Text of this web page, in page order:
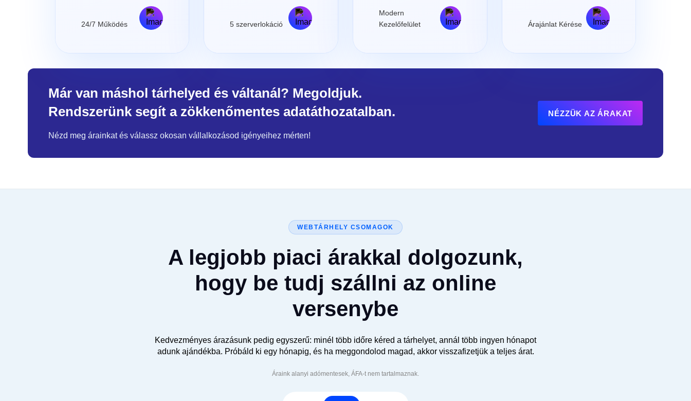
24/7 Működés 5 szerverlokáció
Modern
Kezelőfelület
Árajánlat Kérése
Már van máshol tárhelyed és váltanál? Megoldjuk.
Rendszerünk segít a zökkenőmentes adatáthozatalban.
Nézd meg árainkat és válassz okosan vállalkozásod igényeihez mérten!
NÉZZÜK AZ ÁRAKAT
WEBTÁRHELY CSOMAGOK
A legjobb piaci árakkal dolgozunk,
hogy be tudj szállni az online
versenybe
Kedvezményes árazásunk pedig egyszerű: minél több időre kéred a tárhelyet, annál több ingyen hónapot
adunk ajándékba. Próbáld ki egy hónapig, és ha meggondolod magad, akkor visszafizetjük a teljes árat.
Áraink alanyi adómentesek, ÁFA-t nem tartalmaznak.